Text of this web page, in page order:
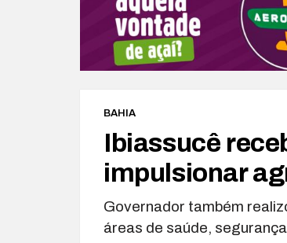
BAHIA
Ibiassucê
impulsionar
Governador também
áreas de saúde,